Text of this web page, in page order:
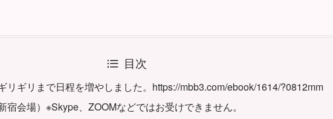
目次
リギリまで日程を増やしました。https://mbb3.com/ebook/1614/?0812mm
宿会場）※Skype、ZOOMなどではお受けできません。